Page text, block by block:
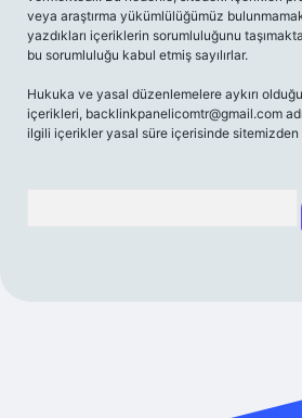
veya araştırma yükümlülüğümüz
yazdıkları içeriklerin sorumluluğunu
bu sorumluluğu kabul etmiş sayılırlar.
Hukuka ve yasal düzenlemelere aykırı
içerikleri, backlinkpanelicomtr@gmail.com
ilgili içerikler yasal süre içerisinde sitemizden